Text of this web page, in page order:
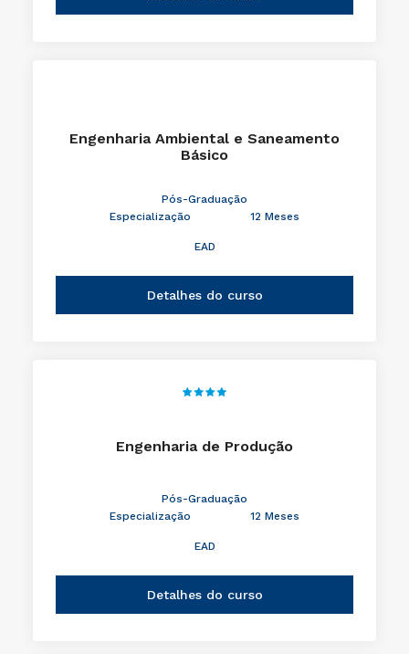
Engenharia Ambiental e Saneamento
Básico
Pós-Graduação
Especialização
12 Meses
EAD
Detalhes do curso
Engenharia de Produção
Pós-Graduação
Especialização
12 Meses
EAD
Detalhes do curso